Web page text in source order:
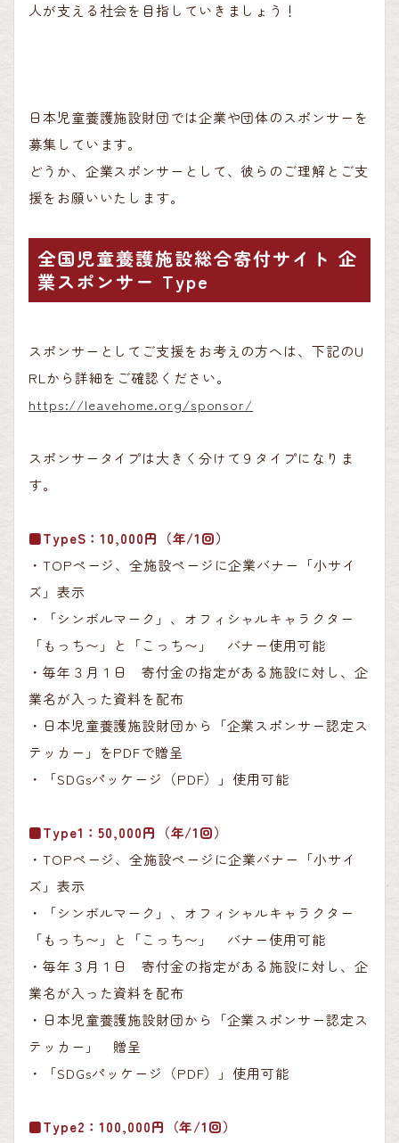
人が支える社会を目指していきましょう！
日本児童養護施設財団では企業や団体のスポンサーを
募集しています。
どうか、企業スポンサーとして、彼らのご理解とご支
援をお願いいたします。
全国児童養護施設総合寄付サイト 企
業スポンサー Type
スポンサーとしてご支援をお考えの方へは、下記のU
RLから詳細をご確認ください。
https://leavehome.org/sponsor/
スポンサータイプは大きく分けて９タイプになりま
す。
■TypeS：10,000円（年/1回）
・TOPページ、全施設ページに企業バナー「小サイ
ズ」表示
・「シンボルマーク」、オフィシャルキャラクター
「もっち〜」と「こっち〜」 バナー使用可能
・毎年３月１日 寄付金の指定がある施設に対し、企
業名が入った資料を配布
・日本児童養護施設財団から「企業スポンサー認定ス
テッカー」をPDFで贈呈
・「SDGsパッケージ（PDF）」使用可能
■Type1：50,000円（年/1回）
・TOPページ、全施設ページに企業バナー「小サイ
ズ」表示
・「シンボルマーク」、オフィシャルキャラクター
「もっち〜」と「こっち〜」 バナー使用可能
・毎年３月１日 寄付金の指定がある施設に対し、企
業名が入った資料を配布
・日本児童養護施設財団から「企業スポンサー認定ス
テッカー」 贈呈
・「SDGsパッケージ（PDF）」使用可能
■Type2：100,000円（年/1回）